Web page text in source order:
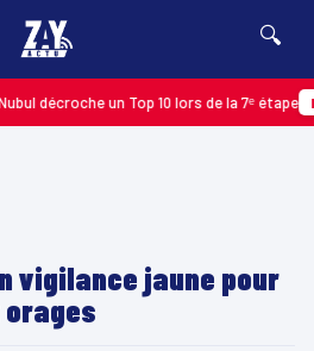
🔍
un Top 10 lors de la 7ᵉ étape
vigilance jaune pour